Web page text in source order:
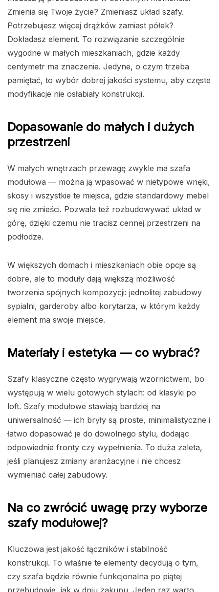
Zmienia się Twoje życie? Zmieniasz układ szafy.
Potrzebujesz więcej drążków zamiast półek?
Dokładasz element. To rozwiązanie szczególnie
wygodne w małych mieszkaniach, gdzie każdy
centymetr ma znaczenie. Jedyne, o czym trzeba
pamiętać, to wybór dobrej jakości systemu, aby częste
modyfikacje nie osłabiały konstrukcji.
Dopasowanie do małych i dużych
przestrzeni
W małych wnętrzach przewagę zwykle ma szafa
modułowa — można ją wpasować w nietypowe wnęki,
skosy i wszystkie te miejsca, gdzie standardowy mebel
się nie zmieści. Pozwala też rozbudowywać układ w
górę, dzięki czemu nie tracisz cennej przestrzeni na
podłodze.
W większych domach i mieszkaniach obie opcje są
dobre, ale to moduły dają większą możliwość
tworzenia spójnych kompozycji: jednolitej zabudowy
sypialni, garderoby albo korytarza, w którym każdy
element ma swoje miejsce.
Materiały i estetyka — co wybrać?
Szafy klasyczne często wygrywają wzornictwem, bo
występują w wielu gotowych stylach: od klasyki po
loft. Szafy modułowe stawiają bardziej na
uniwersalność — ich bryły są proste, minimalistyczne i
łatwo dopasować je do dowolnego stylu, dodając
odpowiednie fronty czy wypełnienia. To duża zaleta,
jeśli planujesz zmiany aranżacyjne i nie chcesz
wymieniać całej zabudowy.
Na co zwrócić uwagę przy wyborze
szafy modułowej?
Kluczowa jest jakość łączników i stabilność
konstrukcji. To właśnie te elementy decydują o tym,
czy szafa będzie równie funkcjonalna po piątej
przebudowie, jak w dniu zakupu. Jeden raz warto